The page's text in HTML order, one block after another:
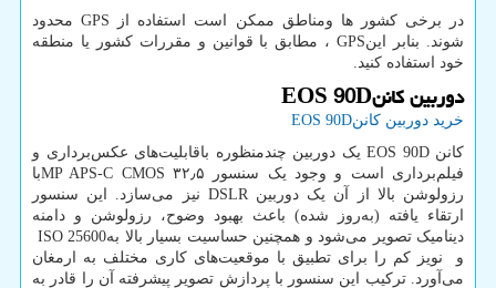
در برخی کشور ها ومناطق ممکن است استفاده از
GPS محدود
شوند. بنابر اینGPS ، مطابق با قوانین و مقررات کشور یا منطقه
خود استفاده کنید.
دوربین کاننEOS 90D
خرید دوربین کاننEOS 90D
کانن EOS 90D یک دوربین چندمنظوره باقابلیت‌های عکس‌برداری و
فیلم‌برداری است و وجود یک سنسور ۳۲٫۵
MP APS-C CMOSبا
رزولوشن بالا از آن یک دوربین DSLR نیز می‌سازد. این سنسور
ارتقاء یافته (به‌روز شده) باعث بهبود وضوح، رزولوشن و دامنه
دینامیک تصویر می‌شود و همچنین حساسیت بسیار بالا بهISO 25600
و نویز کم را برای تطبیق با موقعیت‌های کاری مختلف به ارمغان
می‌آورد. ترکیب این سنسور با پردازش تصویر پیشرفته آن را قادر به